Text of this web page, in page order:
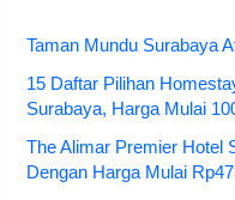
Taman Mundu Surabaya
15 Daftar Pilihan
Surabaya, Harga Mulai
The Alimar Premier Hotel
Dengan Harga Mulai